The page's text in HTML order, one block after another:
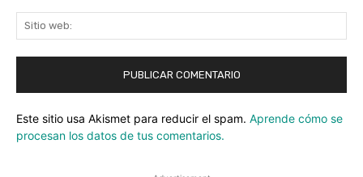
Este sitio usa Akismet para reducir el spam. Aprende cómo se
procesan los datos de tus comentarios.